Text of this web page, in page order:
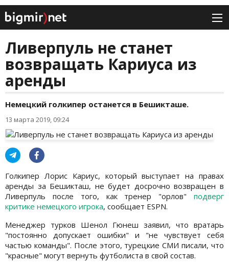
Ливерпуль не станет
возвращать Кариуса из
аренды
Немецкий голкипер останется в Бешикташе.
13 марта 2019, 09:24
Голкипер Лорис Кариус, который выступает на правах
аренды за Бешикташ, не будет досрочно возвращен в
Ливерпуль после того, как тренер "орлов" подверг
критике немецкого игрока, сообщает ESPN.
Менеджер турков Шенол Гюнеш заявил, что вратарь
"постоянно допускает ошибки" и "не чувствует себя
частью команды". После этого, турецкие СМИ писали, что
"красные" могут вернуть футболиста в свой состав.